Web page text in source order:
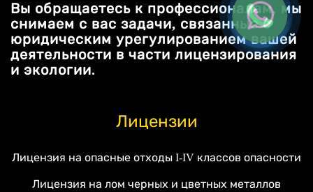
Вы обращаетесь к профессионалам, мы
снимаем с вас задачи, связанные с
юридическим урегулированием вашей
деятельности в части лицензирования
и экологии.
Лицензии
Лицензия на опасные отходы I-IV классов опасности
Лицензия на лом черных и цветных металлов